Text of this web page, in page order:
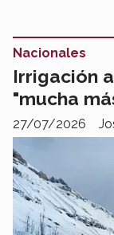
Irrigación
"mucha
Nacionales
27/07/2026